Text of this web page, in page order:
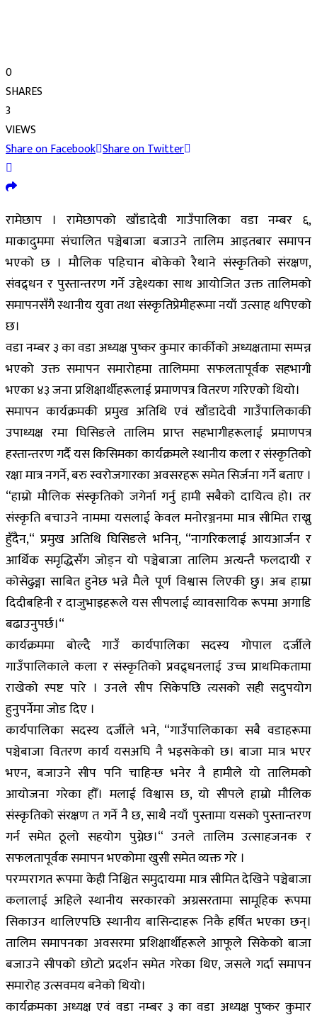
0
SHARES
3
VIEWS
Share on Facebook Share on Twitter
रामेछाप । रामेछापको खाँडादेवी गाउँपालिका वडा नम्बर ६,
माकादुममा संचालित पञ्चेबाजा बजाउने तालिम आइतबार समापन
भएको छ । मौलिक पहिचान बोकेको रैथाने संस्कृतिको संरक्षण,
संवद्र्धन र पुस्तान्तरण गर्ने उद्देश्यका साथ आयोजित उक्त तालिमको
समापनसँगै स्थानीय युवा तथा संस्कृतिप्रेमीहरूमा नयाँ उत्साह थपिएको
छ।
वडा नम्बर ३ का वडा अध्यक्ष पुष्कर कुमार कार्कीको अध्यक्षतामा सम्पन्न
भएको उक्त समापन समारोहमा तालिममा सफलतापूर्वक सहभागी
भएका ४३ जना प्रशिक्षार्थीहरूलाई प्रमाणपत्र वितरण गरिएको थियो।
समापन कार्यक्रमकी प्रमुख अतिथि एवं खाँडादेवी गाउँपालिकाकी
उपाध्यक्ष रमा घिसिङले तालिम प्राप्त सहभागीहरूलाई प्रमाणपत्र
हस्तान्तरण गर्दै यस किसिमका कार्यक्रमले स्थानीय कला र संस्कृतिको
रक्षा मात्र नगर्ने, बरु स्वरोजगारका अवसरहरू समेत सिर्जना गर्ने बताए ।
“हाम्रो मौलिक संस्कृतिको जगेर्ना गर्नु हामी सबैको दायित्व हो। तर
संस्कृति बचाउने नाममा यसलाई केवल मनोरञ्जनमा मात्र सीमित राख्नु
हुँदैन,“ प्रमुख अतिथि घिसिङले भनिन्, “नागरिकलाई आयआर्जन र
आर्थिक समृद्धिसँग जोड्न यो पञ्चेबाजा तालिम अत्यन्तै फलदायी र
कोसेढुङ्गा साबित हुनेछ भन्ने मैले पूर्ण विश्वास लिएकी छु। अब हाम्रा
दिदीबहिनी र दाजुभाइहरूले यस सीपलाई व्यावसायिक रूपमा अगाडि
बढाउनुपर्छ।“
कार्यक्रममा बोल्दै गाउँ कार्यपालिका सदस्य गोपाल दर्जीले
गाउँपालिकाले कला र संस्कृतिको प्रवद्र्धनलाई उच्च प्राथमिकतामा
राखेको स्पष्ट पारे । उनले सीप सिकेपछि त्यसको सही सदुपयोग
हुनुपर्नेमा जोड दिए ।
कार्यपालिका सदस्य दर्जीले भने, “गाउँपालिकाका सबै वडाहरूमा
पञ्चेबाजा वितरण कार्य यसअघि नै भइसकेको छ। बाजा मात्र भएर
भएन, बजाउने सीप पनि चाहिन्छ भनेर नै हामीले यो तालिमको
आयोजना गरेका हौँ। मलाई विश्वास छ, यो सीपले हाम्रो मौलिक
संस्कृतिको संरक्षण त गर्ने नै छ, साथै नयाँ पुस्तामा यसको पुस्तान्तरण
गर्न समेत ठूलो सहयोग पुग्नेछ।“ उनले तालिम उत्साहजनक र
सफलतापूर्वक समापन भएकोमा खुसी समेत व्यक्त गरे ।
परम्परागत रूपमा केही निश्चित समुदायमा मात्र सीमित देखिने पञ्चेबाजा
कलालाई अहिले स्थानीय सरकारको अग्रसरतामा सामूहिक रूपमा
सिकाउन थालिएपछि स्थानीय बासिन्दाहरू निकै हर्षित भएका छन्।
तालिम समापनका अवसरमा प्रशिक्षार्थीहरूले आफूले सिकेको बाजा
बजाउने सीपको छोटो प्रदर्शन समेत गरेका थिए, जसले गर्दा समापन
समारोह उत्सवमय बनेको थियो।
कार्यक्रमका अध्यक्ष एवं वडा नम्बर ३ का वडा अध्यक्ष पुष्कर कुमार